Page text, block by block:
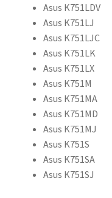
Asus K751LDV
Asus K751LJ
Asus K751LJC
Asus K751LK
Asus K751LX
Asus K751M
Asus K751MA
Asus K751MD
Asus K751MJ
Asus K751S
Asus K751SA
Asus K751SJ